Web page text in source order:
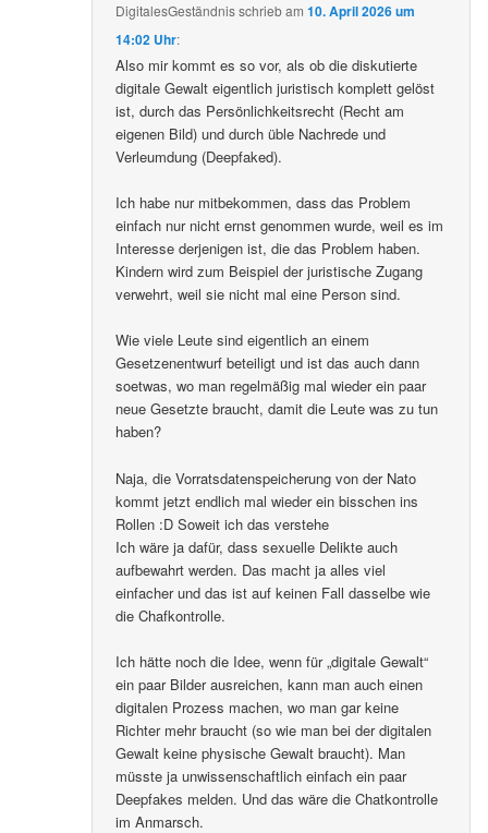
DigitalesGeständnisschriebam10. April 2026 um
14:02 Uhr:
Also mir kommt es so vor, als ob die diskutierte
digitale Gewalt eigentlich juristisch komplett gelöst
ist, durch das Persönlichkeitsrecht (Recht am
eigenen Bild) und durch üble Nachrede und
Verleumdung (Deepfaked).
Ich habe nur mitbekommen, dass das Problem
einfach nur nicht ernst genommen wurde, weil es im
Interesse derjenigen ist, die das Problem haben.
Kindern wird zum Beispiel der juristische Zugang
verwehrt, weil sie nicht mal eine Person sind.
Wie viele Leute sind eigentlich an einem
Gesetzenentwurf beteiligt und ist das auch dann
soetwas, wo man regelmäßig mal wieder ein paar
neue Gesetzte braucht, damit die Leute was zu tun
haben?
Naja, die Vorratsdatenspeicherung von der Nato
kommt jetzt endlich mal wieder ein bisschen ins
Rollen :D Soweit ich das verstehe
Ich wäre ja dafür, dass sexuelle Delikte auch
aufbewahrt werden. Das macht ja alles viel
einfacher und das ist auf keinen Fall dasselbe wie
die Chafkontrolle.
Ich hätte noch die Idee, wenn für „digitale Gewalt“
ein paar Bilder ausreichen, kann man auch einen
digitalen Prozess machen, wo man gar keine
Richter mehr braucht (so wie man bei der digitalen
Gewalt keine physische Gewalt braucht). Man
müsste ja unwissenschaftlich einfach ein paar
Deepfakes melden. Und das wäre die Chatkontrolle
im Anmarsch.